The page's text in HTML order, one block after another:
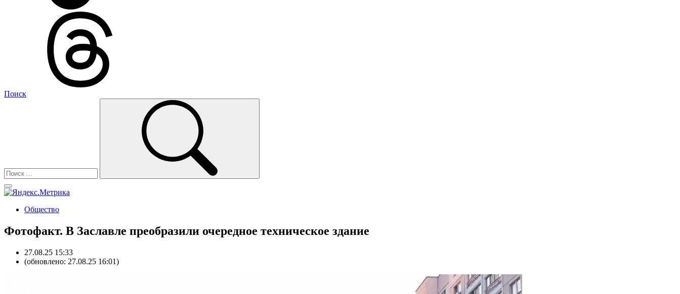
Поиск
Общество
Фотофакт. В Заславле преобразили очередное техническое здание
27.08.25 15:33
(обновлено: 27.08.25 16:01)